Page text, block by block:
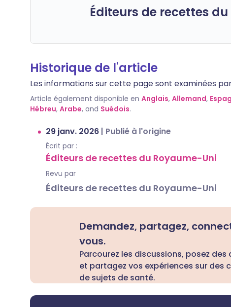
Éditeurs de recettes
Historique de l'article
Les informations sur cette page sont examinées
Article également disponible en Anglais, Allemand,
Hébreu, Arabe, and Suédois.
29 janv. 2026 | Publié à l'origine
Écrit par :
Éditeurs de recettes du Royaume-Uni
Revu par
Éditeurs de recettes du Royaume-Uni
Demandez, partagez,
vous.
Parcourez les discussions, posez des
et partagez vos expériences sur des
de sujets de santé.